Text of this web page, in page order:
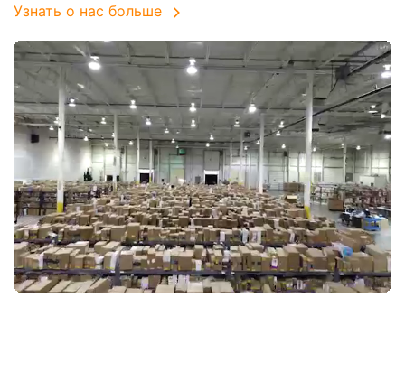
Узнать о нас больше